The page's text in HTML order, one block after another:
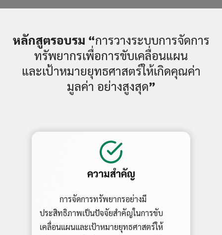
หลักสูตรอบรม “การวางระบบการจัดการ
ทรัพยากรเพื่อการขับเคลื่อนแผน
และเป้าหมายยุทธศาสตร์ให้เกิดคุณค่า
มูลค่า อย่างสูงสุด”
ความสำคัญ
การจัดการทรัพยากรอย่างมี
ประสิทธิภาพเป็นปัจจัยสำคัญในการขับ
เคลื่อนแผนและเป้าหมายยุทธศาสตร์ให้